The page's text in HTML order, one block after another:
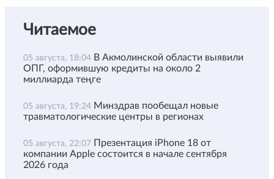
Читаемое
05 августа, 18:04 В Акмолинской области выявили
ОПГ, оформившую кредиты на около 2
миллиарда теңге
05 августа, 19:24 Минздрав пообещал новые
травматологические центры в регионах
05 августа, 22:07 Презентация iPhone 18 от
компании Apple состоится в начале сентября
2026 года